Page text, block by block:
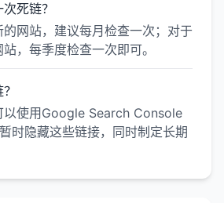
死链？
网站，建议每月检查一次；对于
，每季度检查一次即可。
以使用Google Search Console
时隐藏这些链接，同时制定长期